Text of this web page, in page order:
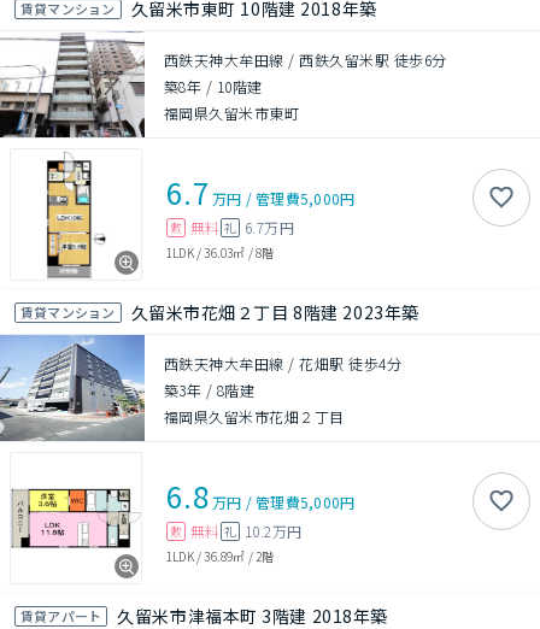
賃貸マンション 久留米市東町 10階建 2018年築
西鉄天神大牟田線 / 西鉄久留米駅 徒歩6分
築8年 / 10階建
福岡県久留米市東町
6.7 万円 /管理費5,000円
敷 無料 礼 6.7万円
1LDK/36.03㎡ /8階
賃貸マンション 久留米市花畑２丁目 8階建 2023年築
西鉄天神大牟田線 / 花畑駅 徒歩4分
築3年 / 8階建
福岡県久留米市花畑２丁目
6.8万円 /管理費5,000円
敷 無料 礼 10.2万円
1LDK/36.89㎡ / 2階
賃貸アパート 久留米市津福本町 3階建 2018年築